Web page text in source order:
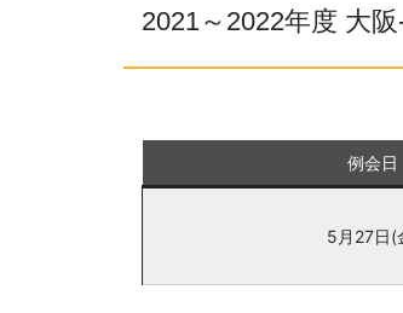
2021～2022年度 大
例会日
5月27日(